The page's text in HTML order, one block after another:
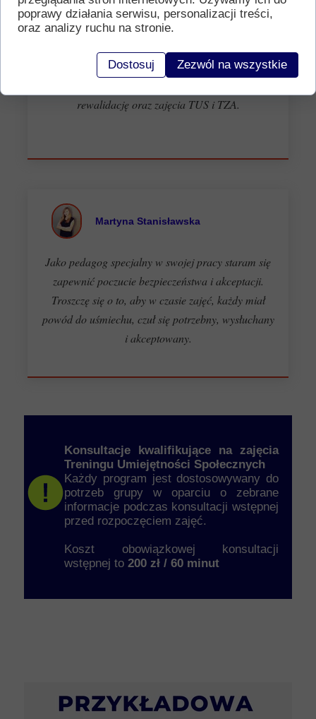
Konsultacje kwalifikujące na zajęcia
Treningu Umiejętności Społecznych
Każdy program jest dostosowywany do
potrzeb grupy w oparciu o zebrane
informacje podczas konsultacji wstępnej
przed rozpoczęciem zajęć.
Koszt obowiązkowej konsultacji
wstępnej to 200 zł / 60 minut
Doświadczenie w pracy jako pedagog specjalny
Przeprowadzam diagnozę niepowodzeń szkolnych,
rewalidację oraz zajęcia TUS i TZA.
Martyna Stanisławska
Jako pedagog specjalny w swojej pracy staram się
zapewnić poczucie bezpieczeństwa i akceptacji.
Troszczę się o to, aby w czasie zajęć, każdy miał
powód do uśmiechu, czuł się potrzebny, wysłuchany
i akceptowany.
poprawy działania serwisu, personalizacji treści,
oraz analizy ruchu na stronie.
Dostosuj Zezwól na wszystkie